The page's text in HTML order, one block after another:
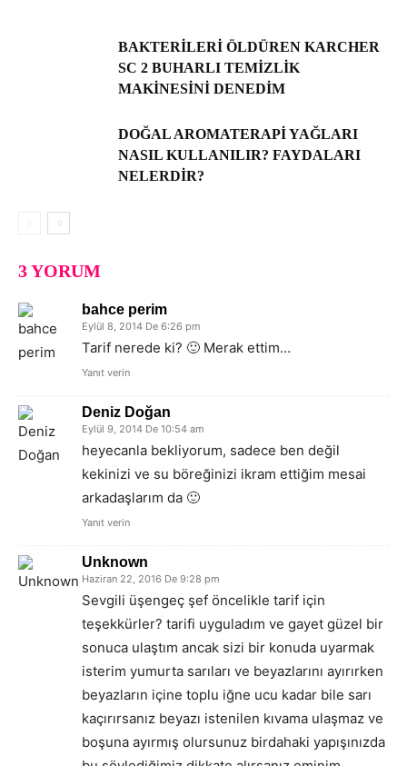
BAKTERILERI ÖLDÜREN KARCHER
SC 2 BUHARLI TEMIZLIK
MAKINESINI DENEDIM
DOĞAL AROMATERAPI YAĞLARI
NASIL KULLANILIR? FAYDALARI
NELERDIR?
3 YORUM
bahce perim
Eylül 8, 2014 De 6:26 pm
Tarif nerede ki? 🙂 Merak ettim…
Yanıt verin
Deniz Doğan
Eylül 9, 2014 De 10:54 am
heyecanla bekliyorum, sadece ben değil
kekinizi ve su böreğinizi ikram ettiğim mesai
arkadaşlarım da 🙂
Yanıt verin
Unknown
Haziran 22, 2016 De 9:28 pm
Sevgili üşengeç şef öncelikle tarif için
teşekkürler? tarifi uyguladım ve gayet güzel bir
sonuca ulaştım ancak sizi bir konuda uyarmak
isterim yumurta sarıları ve beyazlarını ayırırken
beyazların içine toplu iğne ucu kadar bile sarı
kaçırırsanız beyazı istenilen kıvama ulaşmaz ve
boşuna ayırmış olursunuz birdahaki yapışınızda